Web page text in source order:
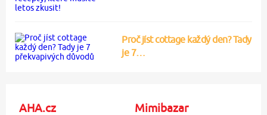
Proč jíst cottage každý den? Tady
je 7…
AHA.cz Mimibazar